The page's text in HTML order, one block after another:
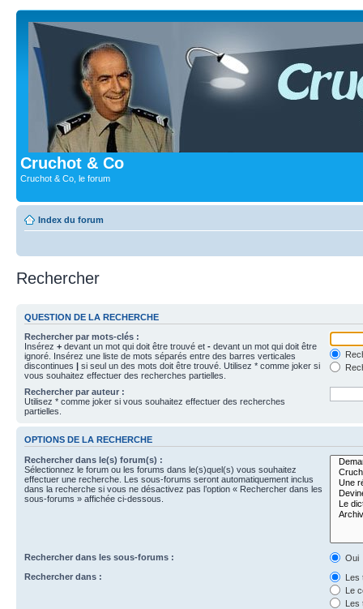
Cruchot & Co
Cruchot & Co, le forum
Index du forum
Rechercher
QUESTION DE LA RECHERCHE
Rechercher par mots-clés :
Insérez + devant un mot qui doit être trouvé et - devant un mot qui doit être
ignoré. Insérez une liste de mots séparés entre des barres verticales
discontinues | si seul un des mots doit être trouvé. Utilisez * comme joker si
vous souhaitez effectuer des recherches partielles.
Rechercher par auteur :
Utilisez * comme joker si vous souhaitez effectuer des recherches
partielles.
OPTIONS DE LA RECHERCHE
Rechercher dans le(s) forum(s) :
Sélectionnez le forum ou les forums dans le(s)quel(s) vous souhaitez
effectuer une recherche. Les sous-forums seront automatiquement inclus
dans la recherche si vous ne désactivez pas l’option « Rechercher dans les
sous-forums » affichée ci-dessous.
Rechercher dans les sous-forums :
Oui
Rechercher dans :
Les
Le
Les